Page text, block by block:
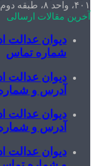
ارسالی
عدالت اداری
تماس
عدالت اداری
و شماره تماس
عدالت اداری
و شماره تماس
عدالت اداری